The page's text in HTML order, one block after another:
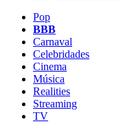
Pop
BBB
Carnaval
Celebridades
Cinema
Música
Realities
Streaming
TV